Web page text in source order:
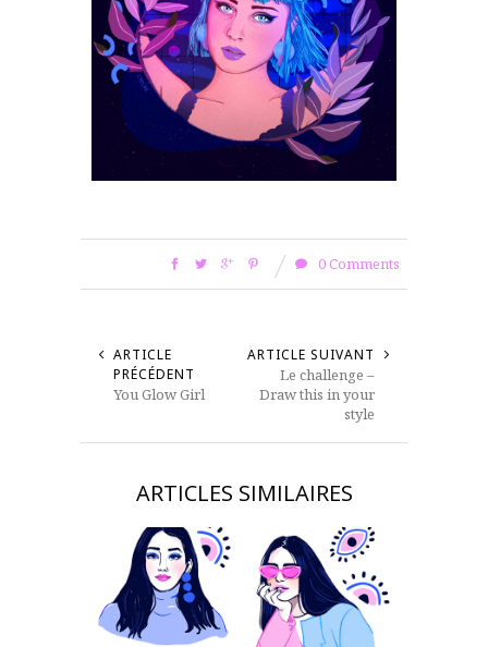
0 Comments
ARTICLE
PRÉCÉDENT
You Glow Girl
ARTICLE SUIVANT
Le challenge –
Draw this in your
style
ARTICLES SIMILAIRES